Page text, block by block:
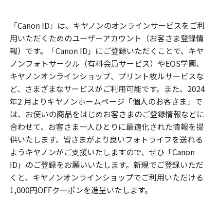
「Canon ID」は、キヤノンのオンラインサービスをご利
用いただくためのユーザーアカウント（お客さま登録情
報）です。「Canon ID」にご登録いただくことで、キヤ
ノンフォトサークル（有料会員サービス）やEOS学園、
キヤノンオンラインショップ、プリント枚ルサービスな
ど、さまざまなサービスがご利用可能です。また、2024
年2 月よりキヤノンホームページ「個人のお客さま」で
は、お使いの商品をはじめお客さまのご登録情報などに
合わせて、お客さま一人ひとりに最適化された情報を提
供いたします。皆さまがより良いフォトライフを送れる
ようキヤノンがご支援いたしますので、ぜひ「Canon
ID」のご登録をお願いいたします。新規でご登録いただ
くと、キヤノンオンラインショップでご利用いただける
1,000円OFFクーポンを進呈いたします。